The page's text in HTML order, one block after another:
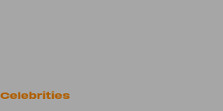
Celebrities